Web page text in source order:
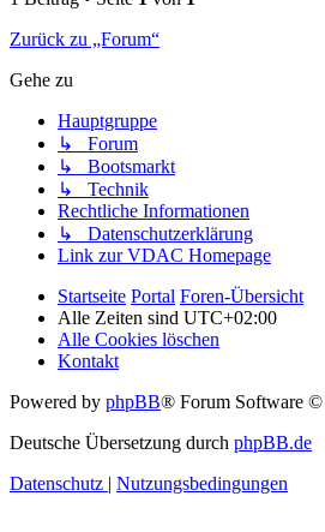
Zurück zu „Forum“
Gehe zu
Hauptgruppe
↳ Forum
↳ Bootsmarkt
↳ Technik
Rechtliche Informationen
↳ Datenschutzerklärung
Link zur VDAC Homepage
Startseite Portal Foren-Übersicht
Alle Zeiten sind UTC+02:00
Alle Cookies löschen
Kontakt
Powered by phpBB® Forum Software
Deutsche Übersetzung durch phpBB.de
Datenschutz | Nutzungsbedingungen